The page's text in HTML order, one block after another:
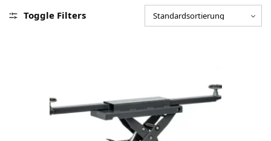
Toggle Filters
Kontakt